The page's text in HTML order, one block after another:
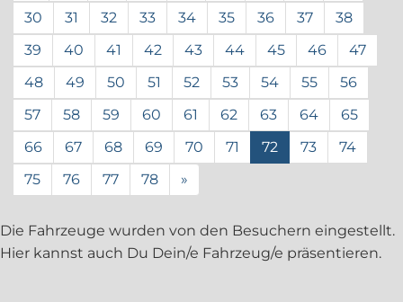
30
31 32 33 34 35 36 37
38
39
40 41 42 43 44 45 46
47
48
49 50 51 52 53 54 55
56
57
58 59 60 61 62 63 64
65
66
67 68 69 70 71 72 73
74
75
76 77 78 »
Die Fahrzeuge wurden von den Besuchern eingestellt.
Hier kannst auch Du Dein/e Fahrzeug/e präsentieren.